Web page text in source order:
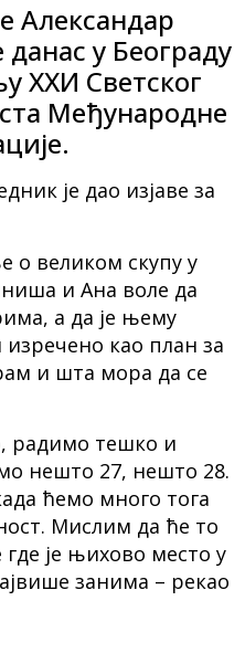
Александар
данас у Београду
XXИ Светског
Међународне
је дао изјаве за
о великом скупу у
и Ана воле да
а да је њему
као план за
и шта мора да се
радимо тешко и
нешто 27, нешто 28.
ћемо много тога
Мислим да ће то
је њихово место у
занима – рекао